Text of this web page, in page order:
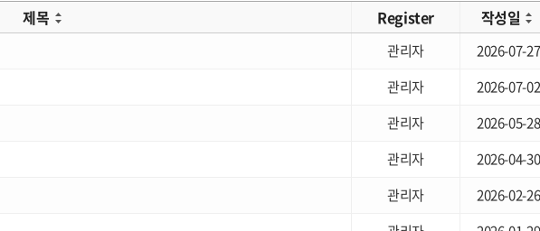
제목 Register 작성일
관리자 2026-07-27
관리자 2026-07-02
관리자 2026-05-28
관리자 2026-04-30
관리자 2026-02-26